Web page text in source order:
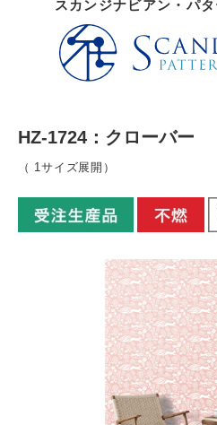
スカンジナビアン・パ
HZ-1724：クローバー
（ 1サイズ展開）